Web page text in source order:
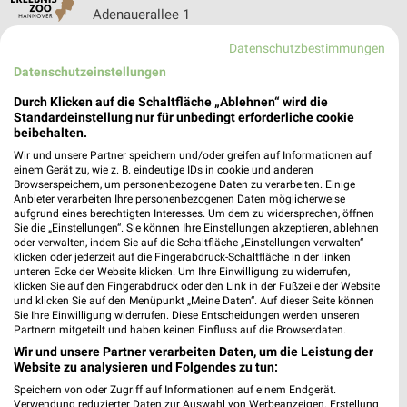
❯
Adenauerallee 1
Heute 09:00 - 18:30 Uhr |
246,95 km
BestTimeTouristik Lehrte
Sternstr. 3
31275 Lehrte
223,92 km
ISE-TOUR Gifhorn
Bromer Straße 4
38518 Gifhorn
VitaSol Therme - Kannewischer Collection Bad
Datenschutzbestimmungen
Datenschutzeinstellungen
Durch Klicken auf die Schaltfläche „Ablehnen“ wird die
Standardeinstellung nur für unbedingt erforderliche cookie
beibehalten.
Wir und unsere Partner speichern und/oder greifen auf Informationen auf
einem Gerät zu, wie z. B. eindeutige IDs in cookie und anderen
Browserspeichern, um personenbezogene Daten zu verarbeiten. Einige
Anbieter verarbeiten Ihre personenbezogenen Daten möglicherweise
aufgrund eines berechtigten Interesses. Um dem zu widersprechen, öffnen
Sie die „Einstellungen“. Sie können Ihre Einstellungen akzeptieren, ablehnen
oder verwalten, indem Sie auf die Schaltfläche „Einstellungen verwalten“
klicken oder jederzeit auf die Fingerabdruck-Schaltfläche in der linken
unteren Ecke der Website klicken. Um Ihre Einwilligung zu widerrufen,
klicken Sie auf den Fingerabdruck oder den Link in der Fußzeile der Website
und klicken Sie auf den Menüpunkt „Meine Daten“. Auf dieser Seite können
Sie Ihre Einwilligung widerrufen. Diese Entscheidungen werden unseren
Partnern mitgeteilt und haben keinen Einfluss auf die Browserdaten.
Wir und unsere Partner verarbeiten Daten, um die Leistung der
Website zu analysieren und Folgendes zu tun:
Speichern von oder Zugriff auf Informationen auf einem Endgerät.
Verwendung reduzierter Daten zur Auswahl von Werbeanzeigen. Erstellung